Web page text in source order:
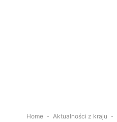
Home - Aktualności z kraju -